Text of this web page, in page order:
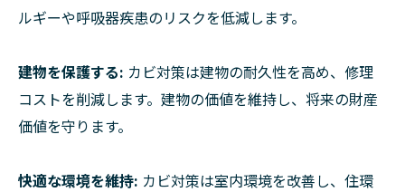
ルギーや呼吸器疾患のリスクを低減します。
建物を保護する: カビ対策は建物の耐久性を高め、修理
コストを削減します。建物の価値を維持し、将来の財産
価値を守ります。
快適な環境を維持: カビ対策は室内環境を改善し、住環